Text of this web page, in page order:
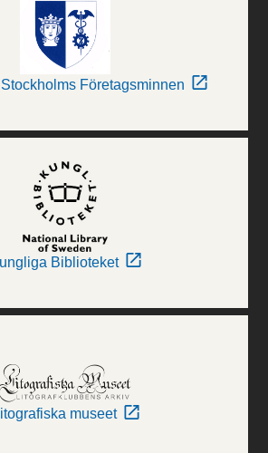
Företagsminnen
Biblioteket
museet